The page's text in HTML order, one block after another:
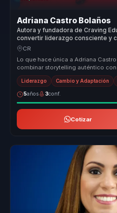
Adriana Castro Bolaños
Autora y fundadora de Craving
convertir liderazgo consciente y
cohesion y decisiones valientes.
CR
Lo que hace única a Adriana
combinar storytelling auténtico
ofreciendo un...
Liderazgo Cambio y Adaptación
5años 3conf.
Cotizar